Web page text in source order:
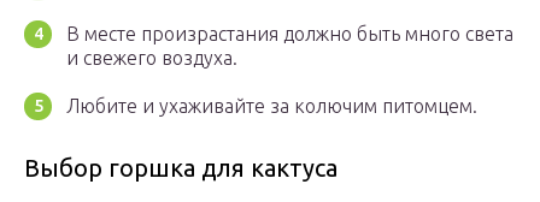
В месте произрастания должно быть много света
и свежего воздуха.
Любите и ухаживайте за колючим питомцем.
Выбор горшка для кактуса